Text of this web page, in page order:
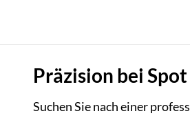
Präzision bei
Suchen Sie nach einer